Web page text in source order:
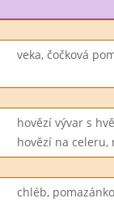
veka, čočková
hovězí vývar s
hovězí na celeru,
chléb,